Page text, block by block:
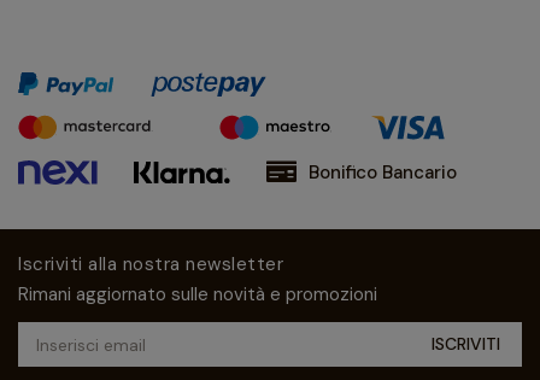
Bonifico Bancario
Iscriviti alla nostra newsletter
Rimani aggiornato sulle novità e promozioni